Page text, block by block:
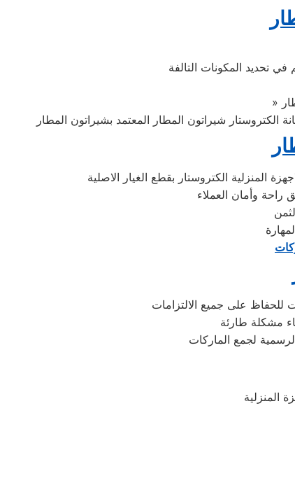
تحديد المكونات التالفة
المنزلية الكتروستار بقطع الغيار الاصلية
راحة وأمان العملاء
للحفاظ على جميع الالتزامات
مشكلة طارئة
لجمع الماركات